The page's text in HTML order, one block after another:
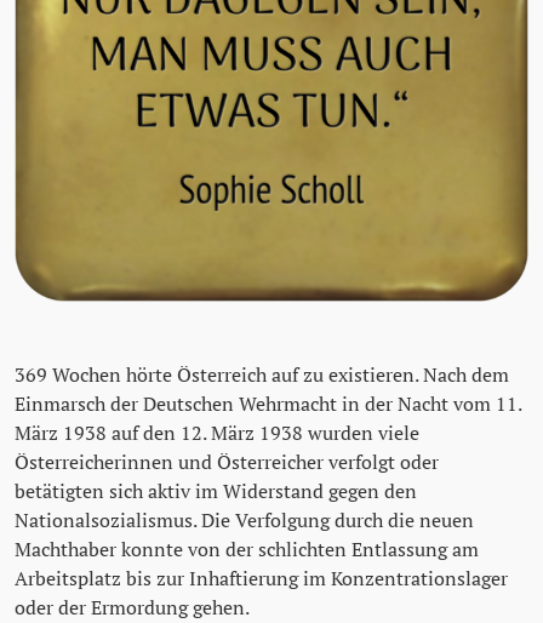
369 Wochen hörte Österreich auf zu existieren. Nach dem
Einmarsch der Deutschen Wehrmacht in der Nacht vom 11.
März 1938 auf den 12. März 1938 wurden viele
Österreicherinnen und Österreicher verfolgt oder
betätigten sich aktiv im Widerstand gegen den
Nationalsozialismus. Die Verfolgung durch die neuen
Machthaber konnte von der schlichten Entlassung am
Arbeitsplatz bis zur Inhaftierung im Konzentrationslager
oder der Ermordung gehen.